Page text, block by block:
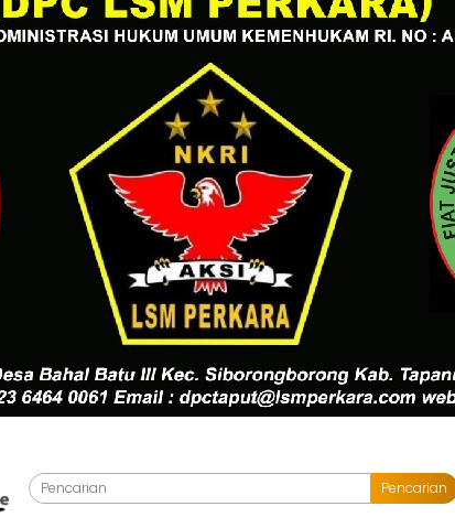
Pencarian